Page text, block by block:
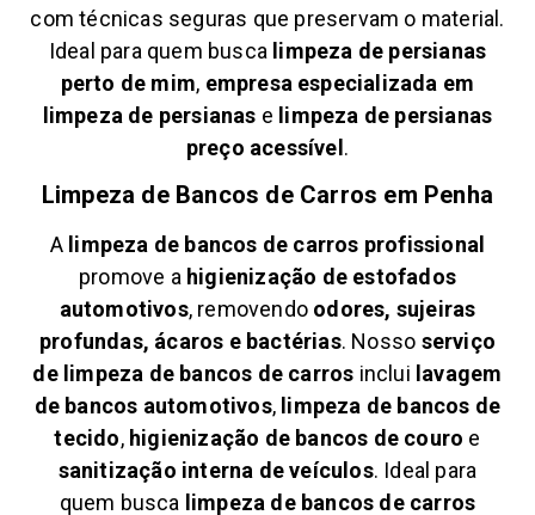
com técnicas seguras que preservam o material.
Ideal para quem busca limpeza de persianas
perto de mim, empresa especializada em
limpeza de persianas e limpeza de persianas
preço acessível.
Limpeza de Bancos de Carros em Penha
A limpeza de bancos de carros profissional
promove a higienização de estofados
automotivos, removendo odores, sujeiras
profundas, ácaros e bactérias. Nosso serviço
de limpeza de bancos de carros inclui lavagem
de bancos automotivos, limpeza de bancos de
tecido, higienização de bancos de couro e
sanitização interna de veículos. Ideal para
quem busca limpeza de bancos de carros